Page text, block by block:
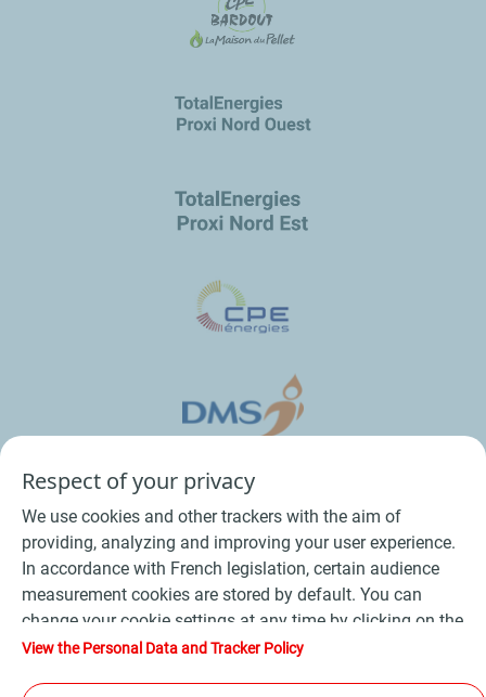
Conditions Générales de Vente Bois
Respect of your privacy
We use cookies and other trackers with the aim of
providing, analyzing and improving your user experience.
In accordance with French legislation, certain audience
measurement cookies are stored by default. You can
change your cookie settings at any time by clicking on the
"Manage my cookies" button. By clicking on the "Accept"
View the Personal Data and Tracker Policy